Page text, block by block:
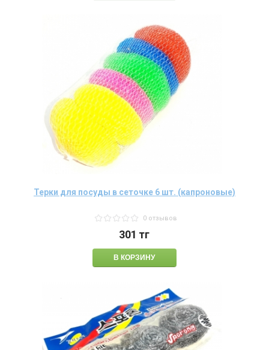
Терки для посуды в сеточке 6 шт. (капроновые)
0 отзывов
301 тг